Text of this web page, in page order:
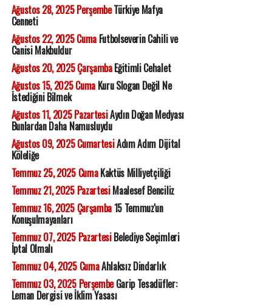
Ağustos 28, 2025 PerşembeTürkiye Mafya
Cenneti
Ağustos 22, 2025 CumaFutbolseverin Cahili ve
Canisi Makbuldur
Ağustos 20, 2025 ÇarşambaEğitimli Cehalet
Ağustos 15, 2025 CumaKuru Slogan Değil Ne
İstediğini Bilmek
Ağustos 11, 2025 PazartesiAydın Doğan Medyası
Bunlardan Daha Namusluydu
Ağustos 09, 2025 CumartesiAdım Adım Dijital
Köleliğe
Temmuz 25, 2025 CumaKaktüs Milliyetçiliği
Temmuz 21, 2025 PazartesiMaalesef Benciliz
Temmuz 16, 2025 Çarşamba15 Temmuz'un
Konuşulmayanları
Temmuz 07, 2025 PazartesiBelediye Seçimleri
İptal Olmalı
Temmuz 04, 2025 CumaAhlaksız Dindarlık
Temmuz 03, 2025 PerşembeGarip Tesadüfler:
Leman Dergisi ve İklim Yasası